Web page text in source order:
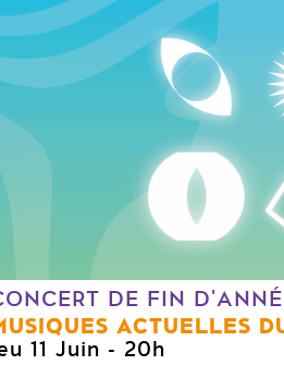
DE FIN
ACTUELLES
11 Juin - 20h